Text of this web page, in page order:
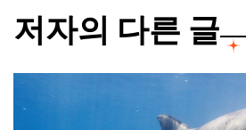
저자의 다른 글